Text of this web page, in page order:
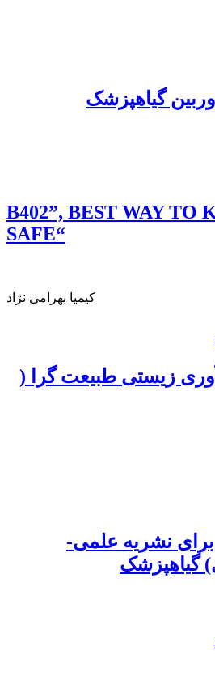
گیاهپزشک
B402”, BEST WAY TO
SAFE“
کیمیا بهرامی نژاد
زیستی طبیعت گرا (
نشریه علمی-
گیاهپزشک